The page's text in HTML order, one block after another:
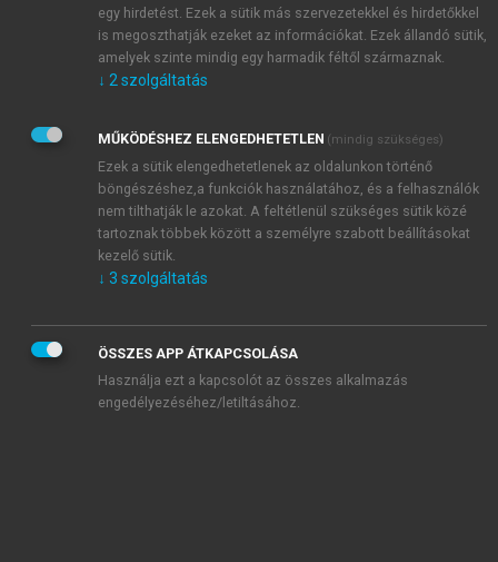
Kérek értesítést a MeRSZ újdonságairól, akcióiról.
Kérek értesítést az Akadémiai Kiadó Zrt. újdonságairól,
Adatkezelési tájékoztatóbanfoglaltakat tudomásul
veszem és elfogadom.
Általános vásárlási feltételeket, valamint a szotar.netés a
mersz.huoldalak licencszerződéseiben foglaltakat
tudomásul veszem és elfogadom.
KIPRÓBÁLOM
egy hirdetést. Ezek a sütik más szervezetekkel és hirdetőkkel
is megoszthatják ezeket az információkat. Ezek állandó sütik,
amelyek szinte mindig egy harmadik féltől származnak.
↓ 2 szolgáltatás
MŰKÖDÉSHEZ ELENGEDHETETLEN (mindig szükséges)
Ezek a sütik elengedhetetlenek az oldalunkon történő
böngészéshez,a funkciók használatához, és a felhasználók
nem tilthatják le azokat. A feltétlenül szükséges sütik közé
tartoznak többek között a személyre szabott beállításokat
kezelő sütik.
↓ 3 szolgáltatás
ÖSSZES APP ÁTKAPCSOLÁSA
Használja ezt a kapcsolót az összes alkalmazás
engedélyezéséhez/letiltásához.